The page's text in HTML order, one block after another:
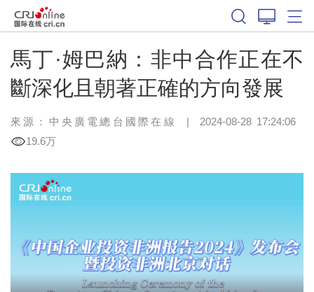
馬丁·姆巴納：非中合作正在不
斷深化且朝著正確的方向發展
來源：中央廣電總台國際在線 | 2024-08-28 17:24:06
19.6万